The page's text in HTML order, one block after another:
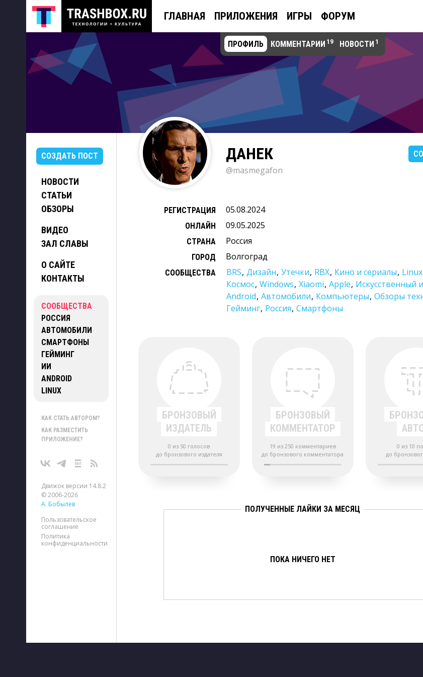
ГЛАВНАЯ ПРИЛОЖЕНИЯ ИГРЫ ФОРУМ
ПРОФИЛЬ КОММЕНТАРИИ 19 НОВОСТИ 1
СОЗДАТЬ ПОСТ
НОВОСТИ
СТАТЬИ
ОБЗОРЫ
ВИДЕО
ЗАЛ СЛАВЫ
О САЙТЕ
КОНТАКТЫ
СООБЩЕСТВА
РОССИЯ
АВТОМОБИЛИ
СМАРТФОНЫ
ГЕЙМИНГ
ИИ
ANDROID
LINUX
КАК СТАТЬ АВТОРОМ?
КАК РАЗМЕСТИТЬ
ПРИЛОЖЕНИЕ?
Движок версии 14.8.2
© 2006-2026
А. Бобылев
Пользовательское
соглашение
Политика
конфиденциальности
ДАНЕК
@masmegafon
РЕГИСТРАЦИЯ 05.08.2024
ОНЛАЙН 09.05.2025
СТРАНА Россия
ГОРОД Волгоград
СООБЩЕСТВА BRS, Дизайн, Утечки, RBX, Кино и сериалы, Linux
Космос, Windows, Xiaomi, Apple, Искусственный
Android, Автомобили, Компьютеры, Обзоры
Гейминг, Россия, Смартфоны
БРОНЗОВЫЙ
ИЗДАТЕЛЬ
0 из 50 голосов
до бронзового издателя
БРОНЗОВЫЙ
КОММЕНТАТОР
19 из 250 комментариев
до бронзового комментатора
0 из 10
до
ПОЛУЧЕННЫЕ ЛАЙКИ ЗА МЕСЯЦ
ПОКА НИЧЕГО НЕТ